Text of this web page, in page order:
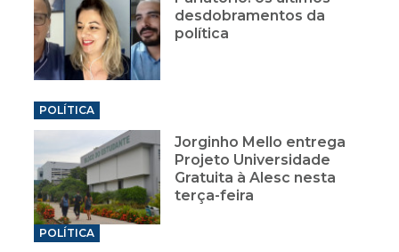
desdobramentos da
política
POLÍTICA
Jorginho Mello entrega
Projeto Universidade
Gratuita à Alesc nesta
terça-feira
POLÍTICA